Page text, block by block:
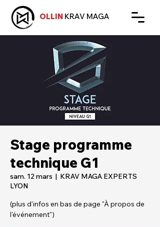
OLLIN KRAV MAGA
Stage programme
technique G1
sam. 12 mars
  |
KRAV MAGA EXPERTS
LYON
(plus d'infos en bas de page "À propos de
l'événement")